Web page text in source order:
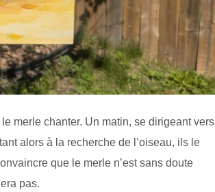
merle chanter. Un matin, se dirigeant vers
alors à la recherche de l’oiseau, ils le
que le merle n’est sans doute
pas.